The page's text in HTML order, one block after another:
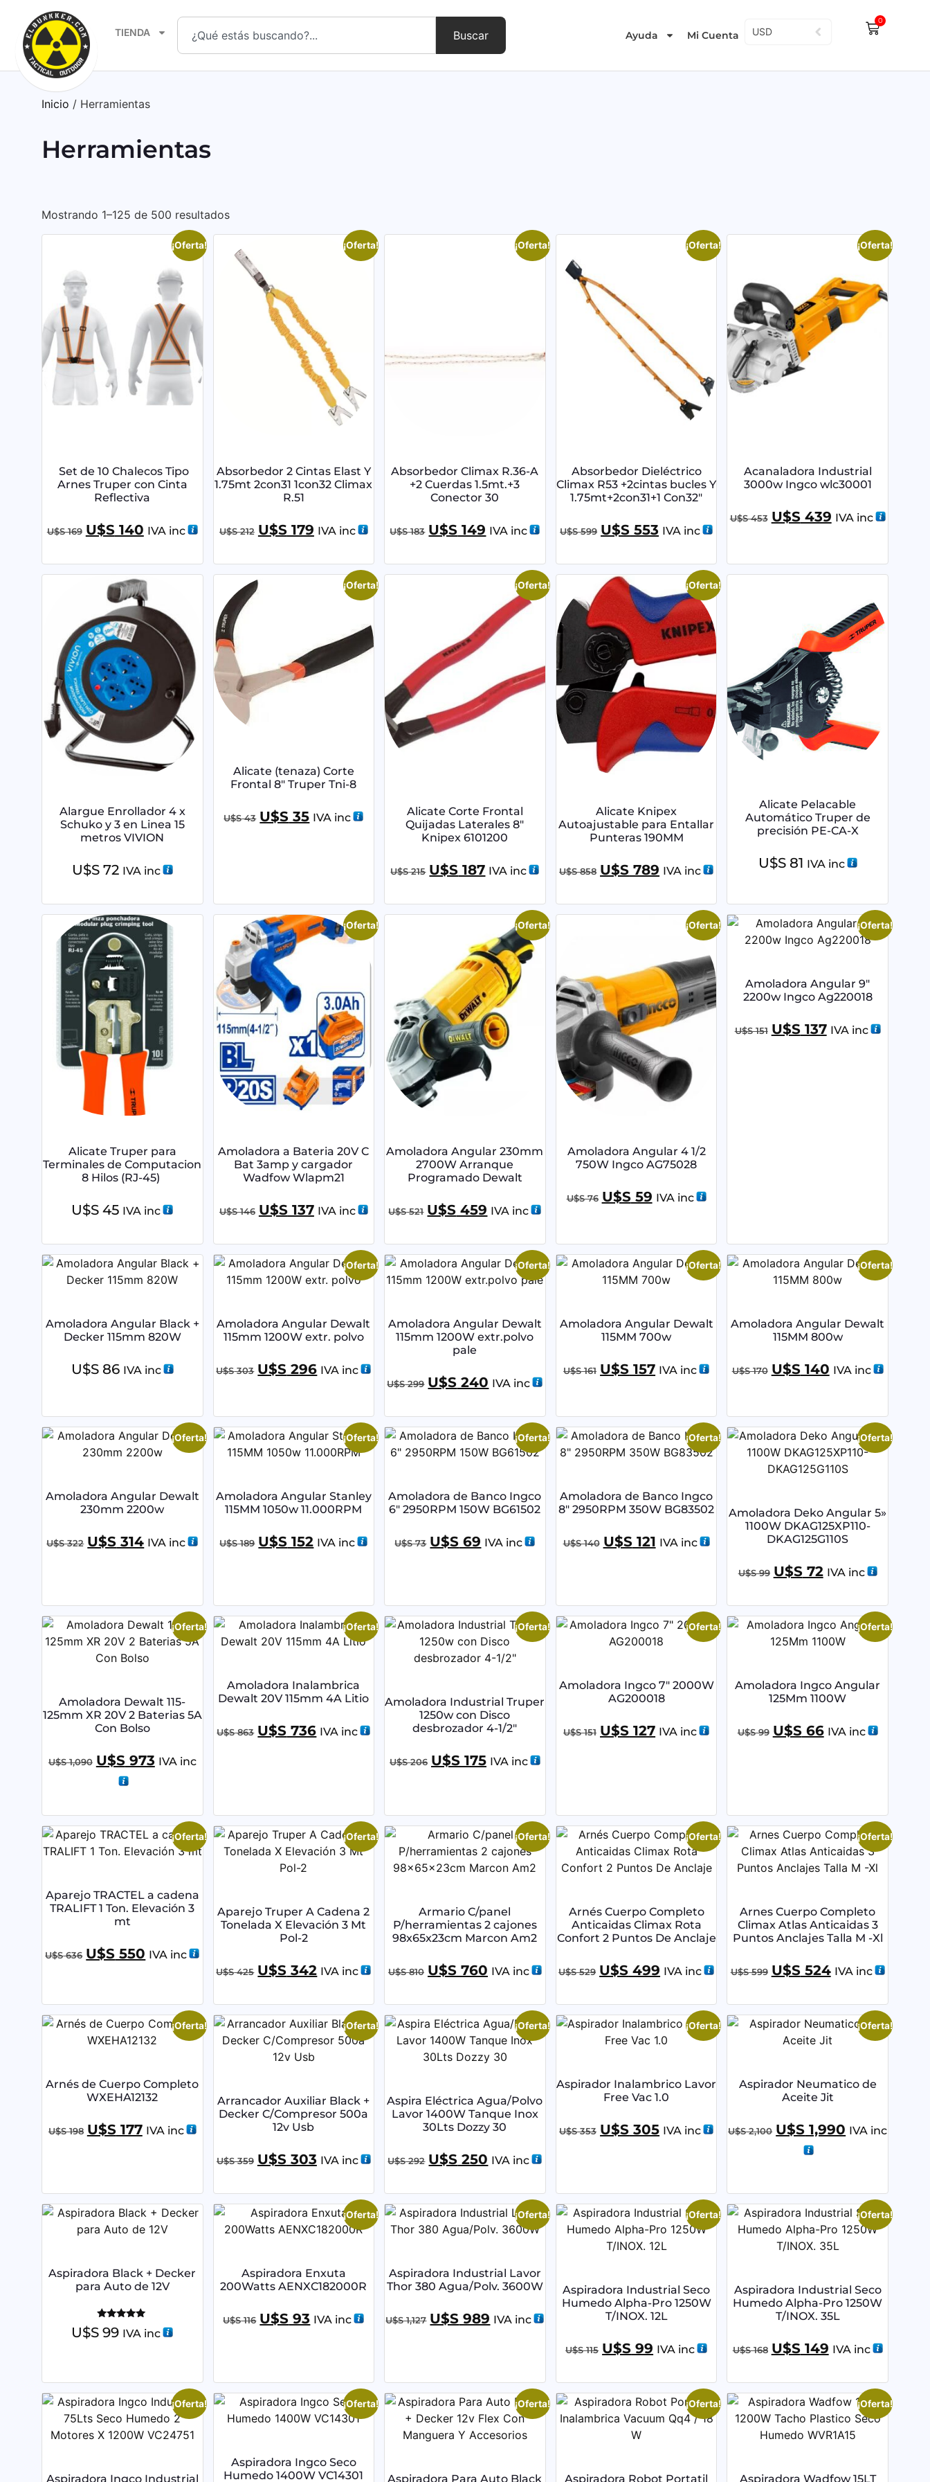
TIENDA Buscar Ayuda Mi Cuenta USD
0
Inicio / Herramientas
Herramientas
Mostrando 1–125 de 500 resultados
¡Oferta!
Set de 10 Chalecos Tipo
Arnes Truper con Cinta
Reflectiva
U$S169 U$S140 IVA inc
¡Oferta!
Absorbedor 2 Cintas Elast Y
1.75mt 2con31 1con32 Climax
R.51
U$S212 U$S179 IVA inc
¡Oferta!
Absorbedor Climax R.36-A
+2 Cuerdas 1.5mt.+3
Conector 30
U$S183 U$S 149 IVA inc
¡Oferta!
Absorbedor Dieléctrico
Climax R53 +2cintas bucles Y
1.75mt+2con31+1 Con32″
U$S599 U$S 553 IVA inc
¡Oferta!
Acanaladora Industrial
3000w Ingco wlc30001
U$S453 U$S439 IVA inc
Alargue Enrollador 4 x
Schuko y 3 en Linea 15
metros VIVION
U$S72 IVA inc
¡Oferta!
Alicate (tenaza) Corte
Frontal 8″ Truper Tni-8
U$S43 U$S 35 IVA inc
¡Oferta!
Alicate Corte Frontal
Quijadas Laterales 8″
Knipex 6101200
U$S215 U$S 187 IVA inc
¡Oferta!
Alicate Knipex
Autoajustable para Entallar
Punteras 190MM
U$S858 U$S 789 IVA inc
Alicate Pelacable
Automático Truper de
precisión PE-CA-X
U$S81 IVA inc
Alicate Truper para
Terminales de Computacion
8 Hilos (RJ-45)
U$S 45 IVA inc
¡Oferta!
Amoladora a Bateria 20V C
Bat 3amp y cargador
Wadfow Wlapm21
U$S146 U$S137 IVA inc
¡Oferta!
Amoladora Angular 230mm
2700W Arranque
Programado Dewalt
U$S521 U$S 459 IVA inc
¡Oferta!
Amoladora Angular 4 1/2
750W Ingco AG75028
U$S76 U$S59 IVA inc
¡Oferta!
Amoladora Angular 9″
2200w Ingco Ag220018
U$S151 U$S137 IVA inc
Amoladora Angular Black +
Decker 115mm 820W
U$S86 IVA inc
¡Oferta!
Amoladora Angular Dewalt
115mm 1200W extr. polvo
U$S303 U$S 296 IVA inc
¡Oferta!
Amoladora Angular Dewalt
115mm 1200W extr.polvo
pale
U$S299 U$S 240 IVA inc
¡Oferta!
Amoladora Angular Dewalt
115MM 700w
U$S161 U$S 157 IVA inc
¡Oferta!
Amoladora Angular Dewalt
115MM 800w
U$S170 U$S140 IVA inc
¡Oferta!
Amoladora Angular Dewalt
230mm 2200w
U$S322 U$S 314 IVA inc
¡Oferta!
Amoladora Angular Stanley
115MM 1050w 11.000RPM
U$S189 U$S 152 IVA inc
¡Oferta!
Amoladora de Banco Ingco
6″ 2950RPM 150W BG61502
U$S73 U$S 69 IVA inc
¡Oferta!
Amoladora de Banco Ingco
8″ 2950RPM 350W BG83502
U$S140 U$S121 IVA inc
¡Oferta!
Amoladora Deko Angular 5»
1100W DKAG125XP110-
DKAG125G110S
U$S99 U$S72 IVA inc
¡Oferta!
Amoladora Dewalt 115-
125mm XR 20V 2 Baterias 5A
Con Bolso
U$S1,090 U$S973 IVA inc
¡Oferta!
Amoladora Inalambrica
Dewalt 20V 115mm 4A Litio
U$S863 U$S 736 IVA inc
¡Oferta!
Amoladora Industrial Truper
1250w con Disco
desbrozador 4-1/2″
U$S206 U$S175 IVA inc
¡Oferta!
Amoladora Ingco 7″ 2000W
AG200018
U$S151 U$S 127 IVA inc
¡Oferta!
Amoladora Ingco Angular
125Mm 1100W
U$S99 U$S66 IVA inc
¡Oferta!
Aparejo TRACTEL a cadena
TRALIFT 1 Ton. Elevación 3
mt
U$S636 U$S 550 IVA inc
¡Oferta!
Aparejo Truper A Cadena 2
Tonelada X Elevación 3 Mt
Pol-2
U$S425 U$S 342 IVA inc
¡Oferta!
Armario C/panel
P/herramientas 2 cajones
98x65x23cm Marcon Am2
U$S810 U$S760 IVA inc
¡Oferta!
Arnés Cuerpo Completo
Anticaidas Climax Rota
Confort 2 Puntos De Anclaje
U$S529 U$S 499 IVA inc
¡Oferta!
Arnes Cuerpo Completo
Climax Atlas Anticaidas 3
Puntos Anclajes Talla M -Xl
U$S599 U$S524 IVA inc
¡Oferta!
Arnés de Cuerpo Completo
WXEHA12132
U$S198 U$S177 IVA inc
¡Oferta!
Arrancador Auxiliar Black +
Decker C/Compresor 500a
12v Usb
U$S359 U$S303 IVA inc
¡Oferta!
Aspira Eléctrica Agua/Polvo
Lavor 1400W Tanque Inox
30Lts Dozzy 30
U$S292 U$S 250 IVA inc
¡Oferta!
Aspirador Inalambrico Lavor
Free Vac 1.0
U$S353 U$S 305 IVA inc
¡Oferta!
Aspirador Neumatico de
Aceite Jit
U$S2,100 U$S 1,990 IVA inc
Aspiradora Black + Decker
para Auto de 12V
Valorado
con
U$S 99 IVA inc
¡Oferta!
Aspiradora Enxuta
200Watts AENXC182000R
U$S116 U$S 93 IVA inc
¡Oferta!
Aspiradora Industrial Lavor
Thor 380 Agua/Polv. 3600W
U$S1,127 U$S 989 IVA inc
¡Oferta!
Aspiradora Industrial Seco
Humedo Alpha-Pro 1250W
T/INOX. 12L
U$S115 U$S 99 IVA inc
¡Oferta!
Aspiradora Industrial Seco
Humedo Alpha-Pro 1250W
T/INOX. 35L
U$S168 U$S149 IVA inc
¡Oferta!
Aspiradora Ingco Industrial
¡Oferta!
Aspiradora Ingco Seco
Humedo 1400W VC14301
¡Oferta!
Aspiradora Para Auto Black
¡Oferta!
Aspiradora Robot Portatil
¡Oferta!
Aspiradora Wadfow 15LT